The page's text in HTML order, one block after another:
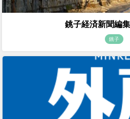
銚子経済新聞編
銚子